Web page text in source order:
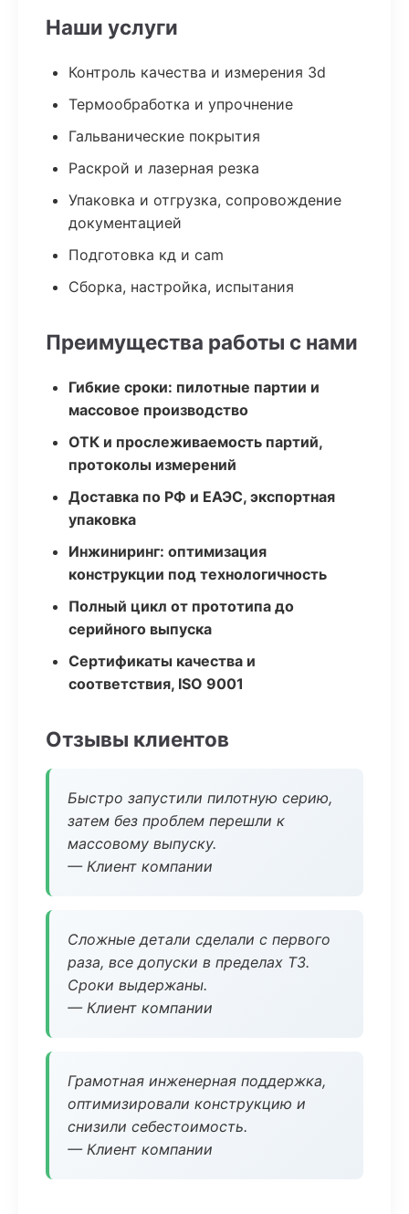
Наши услуги
Контроль качества и измерения 3d
Термообработка и упрочнение
Гальванические покрытия
Раскрой и лазерная резка
Упаковка и отгрузка, сопровождение
документацией
Подготовка кд и cam
Сборка, настройка, испытания
Преимущества работы с нами
Гибкие сроки: пилотные партии и
массовое производство
ОТК и прослеживаемость партий,
протоколы измерений
Доставка по РФ и ЕАЭС, экспортная
упаковка
Инжиниринг: оптимизация
конструкции под технологичность
Полный цикл от прототипа до
серийного выпуска
Сертификаты качества и
соответствия, ISO 9001
Отзывы клиентов
Быстро запустили пилотную серию,
затем без проблем перешли к
массовому выпуску.
— Клиент компании
Сложные детали сделали с первого
раза, все допуски в пределах ТЗ.
Сроки выдержаны.
— Клиент компании
Грамотная инженерная поддержка,
оптимизировали конструкцию и
снизили себестоимость.
— Клиент компании